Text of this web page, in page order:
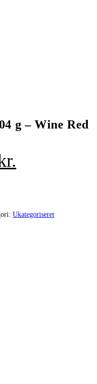
g – Wine Red
er:
Ukategoriseret